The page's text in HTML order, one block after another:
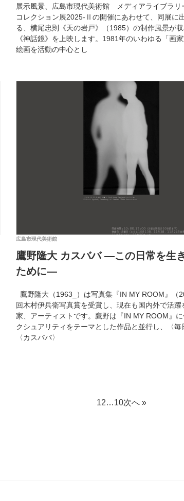
展示風景、広島市現代美術館 メディアライブラリ
コレクション展2025-Ⅱの開催にあわせて、同展に
る、横尾忠則《天の岩戸》（1985）の制作風景が
《神話鏡》を上映します。1981年のいわゆる「画
絵画を活動の中心とし
広島市現代美術館
鷹野隆大 カスババ ―この日常を生
ために―
鷹野隆大（1963_）は写真集『IN MY ROOM』（
回木村伊兵衛写真賞を受賞し、現在も国内外で活躍
家、アーティストです。鷹野は『IN MY ROOM』
クシュアリティをテーマとした作品と並行し、〈毎
〈カスババ〉
12…10次へ »